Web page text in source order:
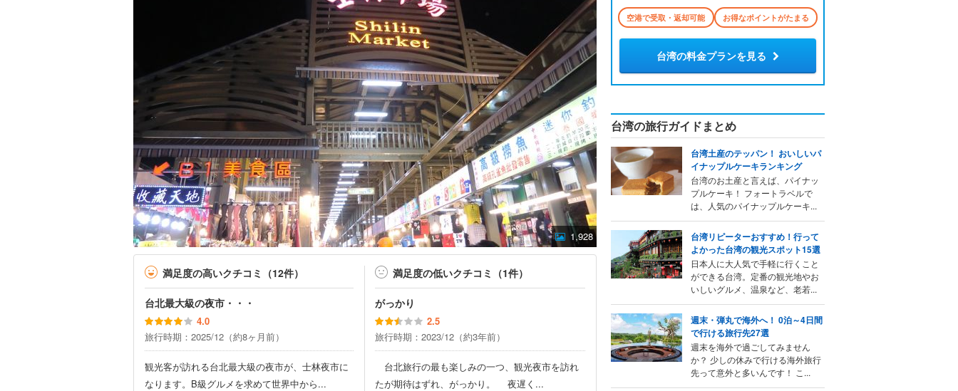
1,928
満足度の高いクチコミ（12件）
台北最大級の夜市・・・
4.0
旅行時期：2025/12（約8ヶ月前）
観光客が訪れる台北最大級の夜市が、士林夜市に
なります。B級グルメを求めて世界中から...
満足度の低いクチコミ（1件）
がっかり
2.5
旅行時期：2023/12（約3年前）
台北旅行の最も楽しみの一つ、観光夜市を訪れ
たが期待はずれ、がっかり。 夜遅く ...
空港で受取・返却可能 お得なポイントがたまる
台湾の料金プランを見る
台湾の旅行ガイドまとめ
台湾土産のテッパン！ おいしいパ
イナップルケーキランキング
台湾のお土産と言えば、パイナッ
プルケーキ！ フォートラベルで
は、人気のパイナップルケーキ...
台湾リピーターおすすめ！行って
よかった台湾の観光スポット15選
日本人に大人気で手軽に行くこと
ができる台湾。定番の観光地やお
いしいグルメ、温泉など、老若...
週末・弾丸で海外へ！ 0泊～4日間
で行ける旅行先27選
週末を海外で過ごしてみません
か？ 少しの休みで行ける海外旅行
先って意外と多いんです！ こ...